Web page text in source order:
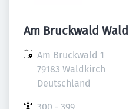
Am Bruckwald
Am Bruckwald 1
79183 Waldkirch
Deutschland